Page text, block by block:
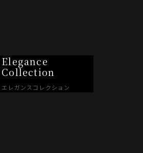
Elegance
Collection
エレガンスコレクション